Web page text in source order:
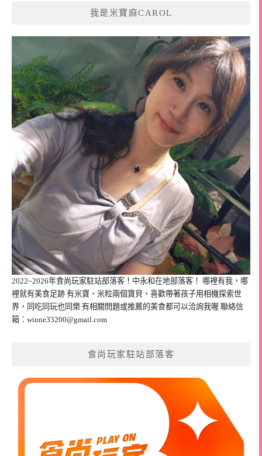
我是米寶麻CAROL
2022~2026年食尚玩家駐站部落客！中永和在地部落客！ 哪裡有我，哪
裡就有美食足跡 有米寶、米粒兩個寶貝，喜歡帶著孩子用相機探索世
界，同吃同玩也同樂 有相關問題或推薦的美食都可以洽詢我喔 聯絡信
箱： winne33200@gmail.com
食尚玩家駐站部落客